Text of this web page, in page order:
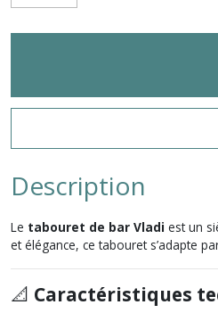
Description
Le tabouret de bar Vladi est un
et élégance, ce tabouret s’adapte
📐 Caractéristiques